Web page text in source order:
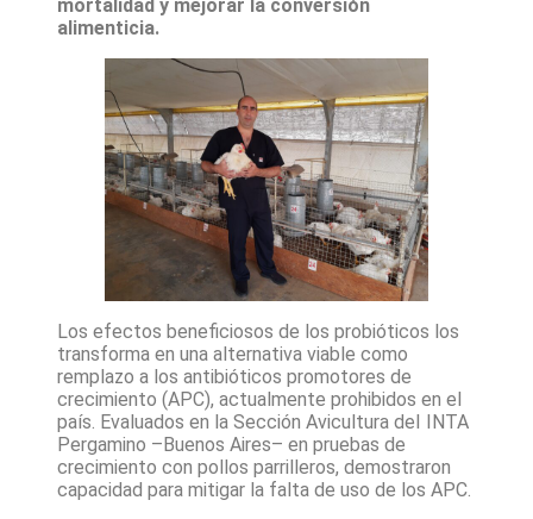
mortalidad y mejorar la conversión
alimenticia.
Los efectos beneficiosos de los probióticos los
transforma en una alternativa viable como
remplazo a los antibióticos promotores de
crecimiento (APC), actualmente prohibidos en el
país. Evaluados en la Sección Avicultura deI INTA
Pergamino –Buenos Aires– en pruebas de
crecimiento con pollos parrilleros, demostraron
capacidad para mitigar la falta de uso de los APC.